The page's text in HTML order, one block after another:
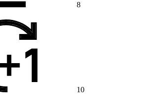
8
10